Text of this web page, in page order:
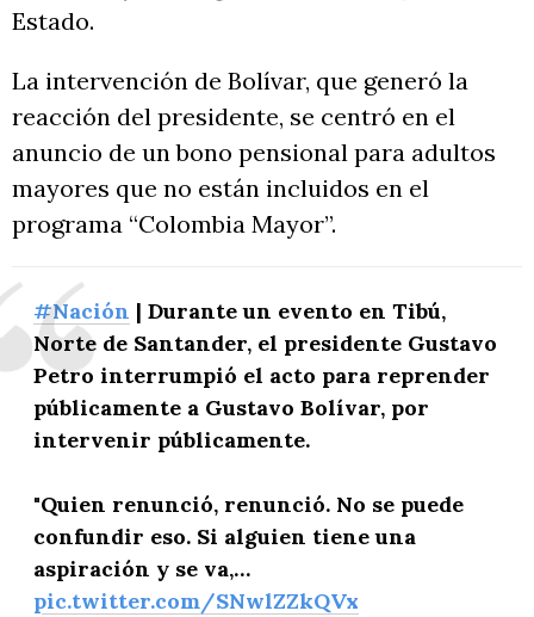
Estado.
La intervención de Bolívar, que generó la
reacción del presidente, se centró en el
anuncio de un bono pensional para adultos
mayores que no están incluidos en el
programa “Colombia Mayor”.
#Nación | Durante un evento en Tibú,
Norte de Santander, el presidente Gustavo
Petro interrumpió el acto para reprender
públicamente a Gustavo Bolívar, por
intervenir públicamente.
"Quien renunció, renunció. No se puede
confundir eso. Si alguien tiene una
aspiración y se va,…
pic.twitter.com/SNwlZZkQVx